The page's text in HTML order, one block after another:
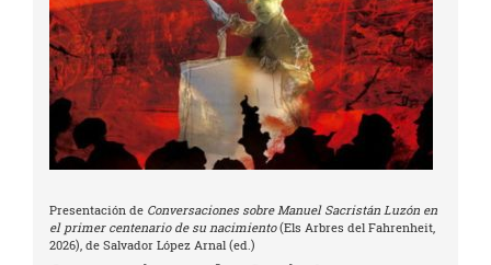
Presentación de Conversaciones sobre Manuel Sacristán Luzón en
el primer centenario de su nacimiento(Els Arbres del Fahrenheit,
2026), de Salvador López Arnal (ed.)